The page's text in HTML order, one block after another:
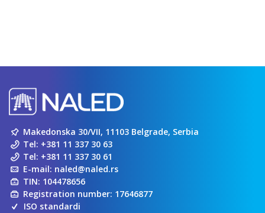
Makedonska 30/VII, 11103 Belgrade, Serbia
Tel: +381 11 337 30 63
Tel: +381 11 337 30 61
E-mail: naled@naled.rs
TIN: 104478656
Registration number: 17646877
ISO standardi